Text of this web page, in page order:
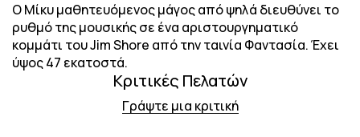
Ο Μίκυ μαθητευόμενος μάγος από ψηλά διευθύνει το
ρυθμό της μουσικής σε ένα αριστουργηματικό
κομμάτι του Jim Shore από την ταινία Φαντασία. Έχει
ύψος 47 εκατοστά.
Κριτικές Πελατών
Γράψτε μια κριτική